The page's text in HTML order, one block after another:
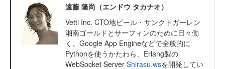
遠藤 隆尚（エンドウ タカナオ）
Vettl Inc. CTO地ビール・サンクトガーレン
湘南ゴールドとサーフィンのために日々働
く。Google App Engineなどで全般的に
Pythonを使うかたわら、Erlang製の
WebSocket Server Shirasu.wsを開発してい